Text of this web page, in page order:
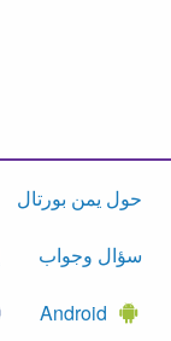
حول يمن بورتال
سؤال وجواب
Android